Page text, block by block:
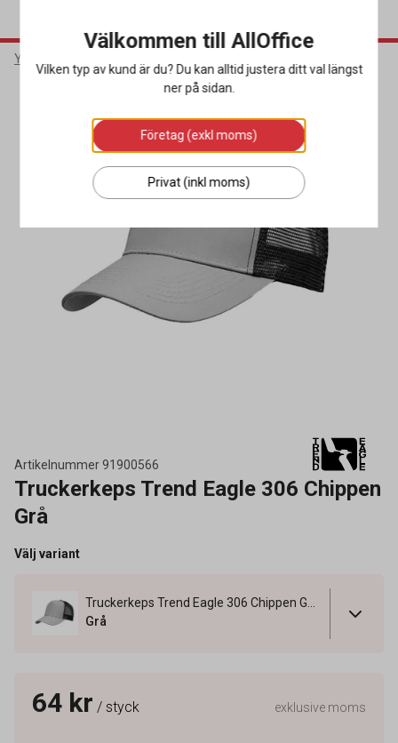
Yrkeskläder & Skydd
Artikelnummer91900566
Truckerkeps Trend Eagle 306 Chippen
Grå
Välj variant
Grå
64 kr / styck exklusive moms
Välkommen till AllOffice
Vilken typ av kund är du? Du kan alltid justera ditt val längst
ner på sidan.
Företag (exkl moms)
Privat (inkl moms)